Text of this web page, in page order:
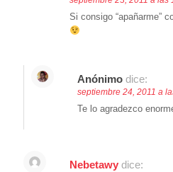
Si consigo “apañarme”
Anónimo dice:
septiembre 24, 2011 a
Te lo agradezco
Nebetawy dice: